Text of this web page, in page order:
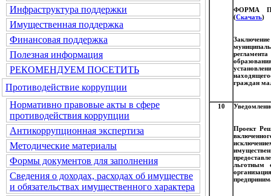
Инфраструктура поддержки
Имущественная поддержка
Финансовая поддержка
Полезная информация
РЕКОМЕНДУЕМ ПОСЕТИТЬ
Противодействие коррупции
Нормативно правовые акты в сфере
противодействия коррупции
Антикоррупционная экспертиза
Методические материалы
Формы документов для заполнения
Сведения о доходах, расходах об имуществе
и обязательствах имущественного характера
ФОРМА
(Скачать)
граждан
10
Проект
льготным